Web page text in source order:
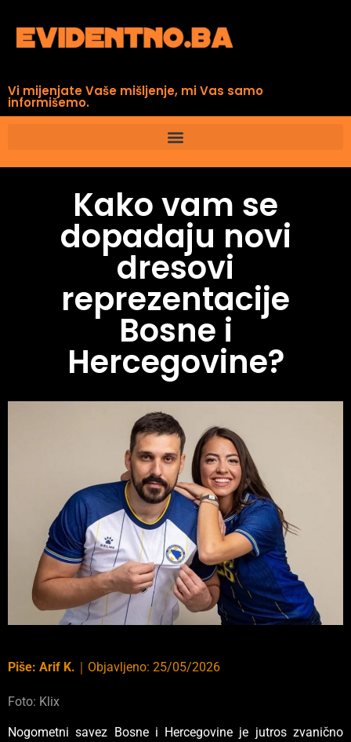
Vi mijenjate Vaše mišljenje, mi Vas samo
informišemo.
Kako vam se
dopadaju novi
dresovi
reprezentacije
Bosne i
Hercegovine?
Piše: Arif K. Objavljeno: 25/05/2026
Foto: Klix
Nogometni savez Bosne i Hercegovine je jutros zvanično